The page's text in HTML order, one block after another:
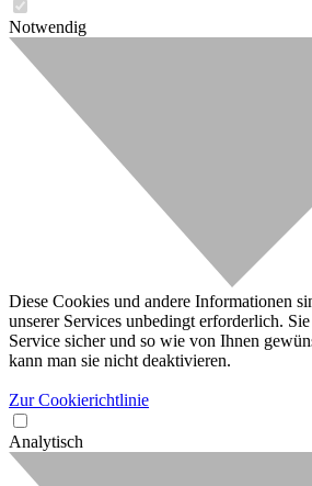
Notwendig
Diese Cookies und andere Informationen
unserer Services unbedingt erforderlich.
Service sicher und so wie von Ihnen
kann man sie nicht deaktivieren.
Zur Cookierichtlinie
Analytisch